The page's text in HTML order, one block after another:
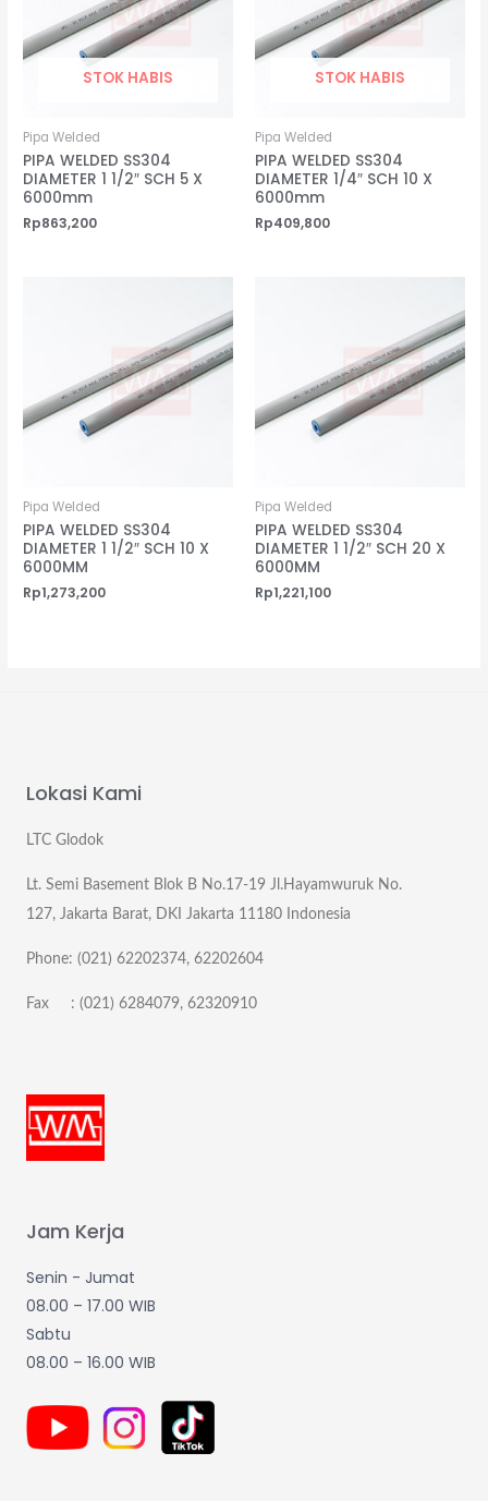
STOK HABIS
Pipa Welded
PIPA WELDED SS304
DIAMETER 1 1/2″ SCH 5 X
6000mm
Rp863,200
STOK HABIS
Pipa Welded
PIPA WELDED SS304
DIAMETER 1/4″ SCH 10 X
6000mm
Rp409,800
Pipa Welded
PIPA WELDED SS304
DIAMETER 1 1/2″ SCH 10 X
6000MM
Rp1,273,200
Pipa Welded
PIPA WELDED SS304
DIAMETER 1 1/2″ SCH 20 X
6000MM
Rp1,221,100
Lokasi Kami
LTC Glodok
Lt. Semi Basement Blok B No.17-19 Jl.Hayamwuruk No.
127, Jakarta Barat, DKI Jakarta 11180 Indonesia
Phone: (021) 62202374, 62202604
Fax : (021) 6284079, 62320910
Jam Kerja
Senin - Jumat
08.00 – 17.00 WIB
Sabtu
08.00 – 16.00 WIB